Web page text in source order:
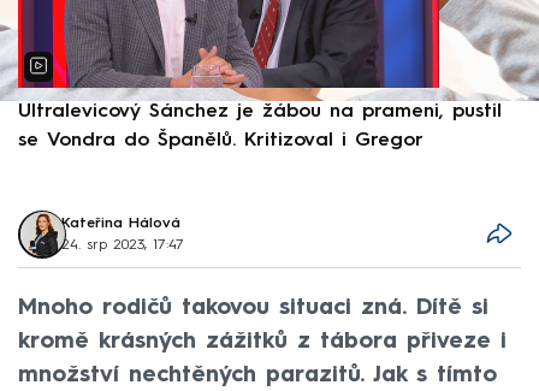
Ultralevicový Sánchez je žábou na prameni, pustil
se Vondra do Španělů. Kritizoval i Gregor
Kateřina Hálová
24. srp 2023, 17:47
Mnoho rodičů takovou situaci zná. Dítě si
kromě krásných zážitků z tábora přiveze i
množství nechtěných parazitů. Jak s tímto